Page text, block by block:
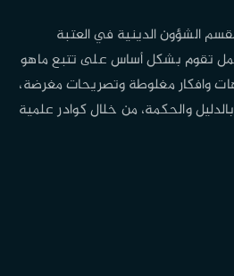
الشؤون الدينية في العتبة
تقوم بشكل أساس على تتبع ماهو
وافكار مغلوطة وتصريحات مغرضة،
والحكمة، من خلال كوادر علمية